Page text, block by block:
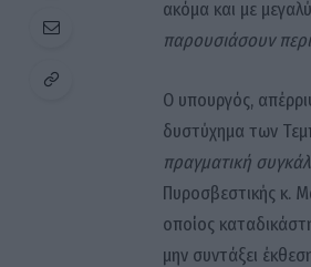
ακόμα και με
παρουσιάσουν
Ο υπουργός,
δυστύχημα των
πραγματική
Πυροσβεστικής κ.
οποίος
μην συντάξει